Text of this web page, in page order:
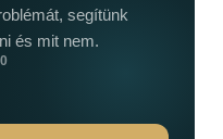
segítünk
és mit nem.